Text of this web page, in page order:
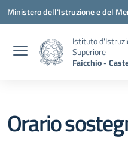
Vai ai contenuti
Vai al menu di navigazione
Vai al footer
Ministero dell'Istruzione e del
Istituto
Superiore
Faicchio -
Orario